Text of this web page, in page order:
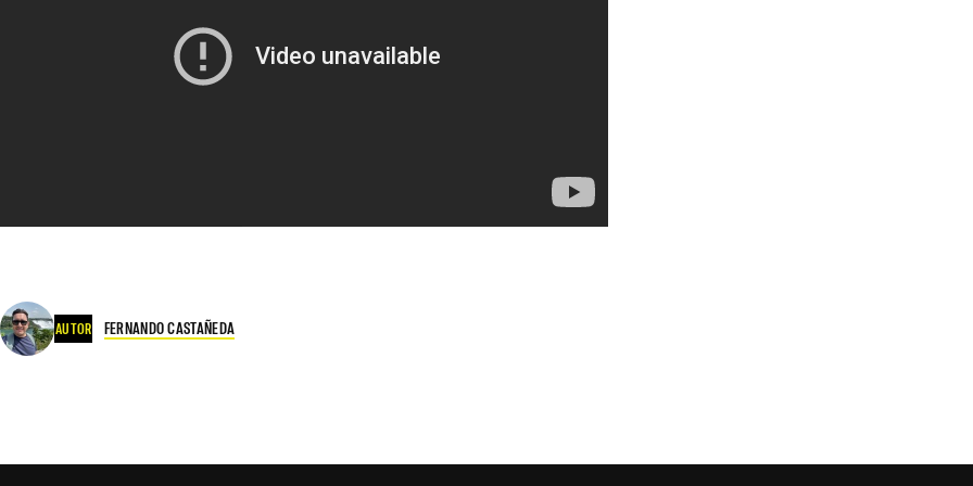
AUTOR FERNANDO CASTAÑEDA